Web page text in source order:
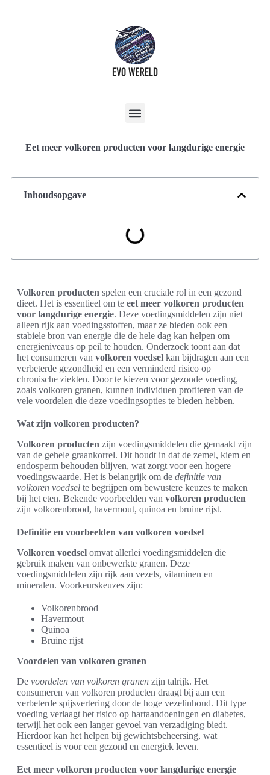
Eet meer volkoren producten voor langdurige energie
Inhoudsopgave
Volkoren producten spelen een cruciale rol in een gezond
dieet. Het is essentieel om te eet meer volkoren producten
voor langdurige energie. Deze voedingsmiddelen zijn niet
alleen rijk aan voedingsstoffen, maar ze bieden ook een
stabiele bron van energie die de hele dag kan helpen om
energieniveaus op peil te houden. Onderzoek toont aan dat
het consumeren van volkoren voedsel kan bijdragen aan een
verbeterde gezondheid en een verminderd risico op
chronische ziekten. Door te kiezen voor gezonde voeding,
zoals volkoren granen, kunnen individuen profiteren van de
vele voordelen die deze voedingsopties te bieden hebben.
Wat zijn volkoren producten?
Volkoren producten zijn voedingsmiddelen die gemaakt zijn
van de gehele graankorrel. Dit houdt in dat de zemel, kiem en
endosperm behouden blijven, wat zorgt voor een hogere
voedingswaarde. Het is belangrijk om de definitie van
volkoren voedsel te begrijpen om bewustere keuzes te maken
bij het eten. Bekende voorbeelden van volkoren producten
zijn volkorenbrood, havermout, quinoa en bruine rijst.
Definitie en voorbeelden van volkoren voedsel
Volkoren voedsel omvat allerlei voedingsmiddelen die
gebruik maken van onbewerkte granen. Deze
voedingsmiddelen zijn rijk aan vezels, vitaminen en
mineralen. Voorkeurskeuzes zijn:
Volkorenbrood
Havermout
Quinoa
Bruine rijst
Voordelen van volkoren granen
De voordelen van volkoren granen zijn talrijk. Het
consumeren van volkoren producten draagt bij aan een
verbeterde spijsvertering door de hoge vezelinhoud. Dit type
voeding verlaagt het risico op hartaandoeningen en diabetes,
terwijl het ook een langer gevoel van verzadiging biedt.
Hierdoor kan het helpen bij gewichtsbeheersing, wat
essentieel is voor een gezond en energiek leven.
Eet meer volkoren producten voor langdurige energie